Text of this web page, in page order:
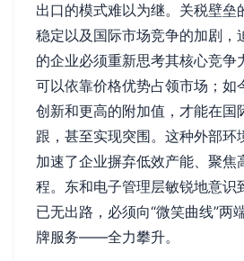
出口的模式难以为继。关税壁垒
稳定以及国际市场竞争的加剧，
的企业必须重新思考其核心竞争
可以依靠价格优势占领市场；如
创新和更高的附加值，才能在国
跟，甚至实现突围。这种外部环
加速了企业摒弃低效产能、聚焦
程。东和电子管理层敏锐地意识
已无出路，必须向“微笑曲线”
牌服务——全力攀升。